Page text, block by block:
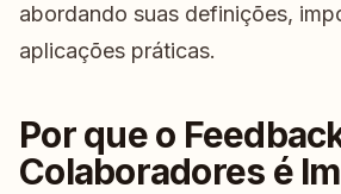
abordando suas definições,
aplicações práticas.
Por que o
Colaboradores é